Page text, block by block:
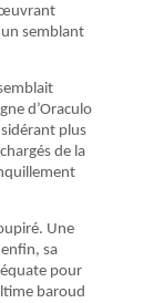
œuvrant
semblant
d’Oraculo
plus
de la
Une
sa
pour
baroud